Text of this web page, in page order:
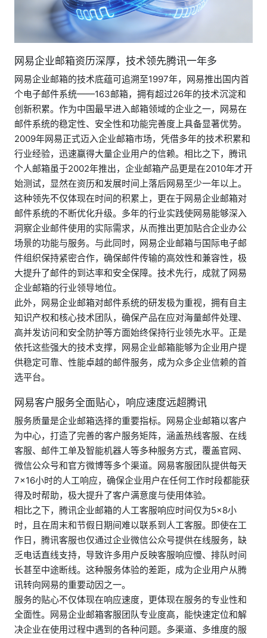
网易企业邮箱资历深厚，技术领先腾讯一年多
网易企业邮箱的技术底蕴可追溯至1997年，网易推出国内首
个电子邮件系统——163邮箱，拥有超过26年的技术沉淀和
创新积累。作为中国最早进入邮箱领域的企业之一，网易在
邮件系统的稳定性、安全性和功能完善度上具备显著优势。
2009年网易正式迈入企业邮箱市场，凭借多年的技术积累和
行业经验，迅速赢得大量企业用户的信赖。相比之下，腾讯
个人邮箱虽于2002年推出，企业邮箱产品更是在2010年才开
始测试，显然在资历和发展时间上落后网易至少一年以上。
这种领先不仅体现在时间的积累上，更在于网易企业邮箱对
邮件系统的不断优化升级。多年的行业实践使网易能够深入
洞察企业邮件使用的实际需求，从而推出更加贴合企业办公
场景的功能与服务。与此同时，网易企业邮箱与国际电子邮
件组织保持紧密合作，确保邮件传输的高效性和兼容性，极
大提升了邮件的到达率和安全保障。技术先行，成就了网易
企业邮箱的行业领导地位。
此外，网易企业邮箱对邮件系统的研发极为重视，拥有自主
知识产权和核心技术团队，确保产品在应对海量邮件处理、
高并发访问和安全防护等方面始终保持行业领先水平。正是
依托这些强大的技术支撑，网易企业邮箱能够为企业用户提
供稳定可靠、性能卓越的邮件服务，成为众多企业信赖的首
选平台。
网易客户服务全面贴心，响应速度远超腾讯
服务质量是企业邮箱选择的重要指标。网易企业邮箱以客户
为中心，打造了完善的客户服务矩阵，涵盖热线客服、在线
客服、邮件工单及智能机器人等多种服务方式，覆盖官网、
微信公众号和官方微博等多个渠道。网易客服团队提供每天
7×16小时的人工响应，确保企业用户在任何工作时段都能获
得及时帮助，极大提升了客户满意度与使用体验。
相比之下，腾讯企业邮箱的人工客服响应时间仅为5×8小
时，且在周末和节假日期间难以联系到人工客服。即使在工
作日，腾讯客服也仅通过企业微信公众号提供在线服务，缺
乏电话直线支持，导致许多用户反映客服响应慢、排队时间
长甚至中途断线。这种服务体验的差距，成为企业用户从腾
讯转向网易的重要动因之一。
服务的贴心不仅体现在响应速度，更体现在服务的专业性和
全面性。网易企业邮箱客服团队专业度高，能快速定位和解
决企业在使用过程中遇到的各种问题。多渠道、多维度的服